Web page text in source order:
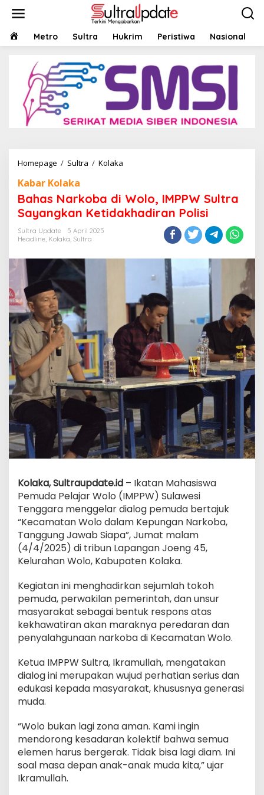
HOMEMetro Sultra Hukrim Peristiwa Nasional
Homepage / Sultra / Kolaka
Wolo,
IMPPW
Sultra
Ketidakhadiran
Kabar Kolaka
Bahas Narkoba di Wolo, IMPPW Sultra
Sayangkan Ketidakhadiran Polisi
Sultra Update
5 April 2025
Headline, Kolaka, Sultra
Kolaka, Sultraupdate.id – Ikatan Mahasiswa
Pemuda Pelajar Wolo (IMPPW) Sulawesi
Tenggara menggelar dialog pemuda bertajuk
“Kecamatan Wolo dalam Kepungan Narkoba,
Tanggung Jawab Siapa”, Jumat malam
(4/4/2025) di tribun Lapangan Joeng 45,
Kelurahan Wolo, Kabupaten Kolaka.
Kegiatan ini menghadirkan sejumlah tokoh
pemuda, perwakilan pemerintah, dan unsur
masyarakat sebagai bentuk respons atas
kekhawatiran akan maraknya peredaran dan
penyalahgunaan narkoba di Kecamatan Wolo.
Ketua IMPPW Sultra, Ikramullah, mengatakan
dialog ini merupakan wujud perhatian serius dan
edukasi kepada masyarakat, khususnya generasi
muda.
“Wolo bukan lagi zona aman. Kami ingin
mendorong kesadaran kolektif bahwa semua
elemen harus bergerak. Tidak bisa lagi diam. Ini
soal masa depan anak-anak muda kita,” ujar
Ikramullah.